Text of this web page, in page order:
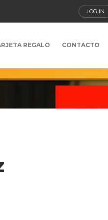
LOG IN
REGALO CONTACTO